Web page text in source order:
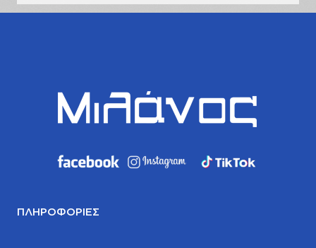
ΠΛΗΡΟΦΟΡΊΕΣ